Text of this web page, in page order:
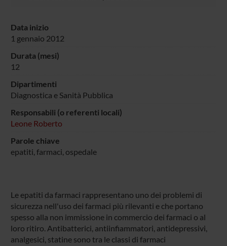
Data inizio
1 gennaio 2012
Durata (mesi)
12
Dipartimenti
Diagnostica e Sanità Pubblica
Responsabili (o referenti locali)
Leone Roberto
Parole chiave
epatiti, farmaci, ospedale
Le epatiti da farmaci rappresentano uno dei problemi di
sicurezza nell'uso dei farmaci più rilevanti e che portano
spesso alla non immissione in commercio dei farmaci o al
loro ritiro. Antibatterici, antiinfiammatori, antidepressivi,
analgesici, statine sono tra le classi di farmaci